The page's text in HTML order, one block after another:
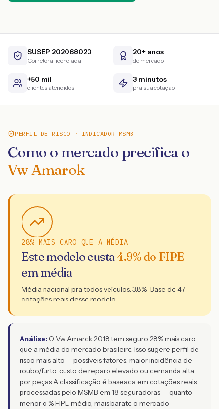
SUSEP 202068020
Corretora licenciada
20+ anos
de mercado
+50 mil
clientes atendidos
3 minutos
pra sua cotação
PERFIL DE RISCO · INDICADOR MSMB
Como o mercado precifica o
Vw Amarok
28% MAIS CARO QUE A MÉDIA
Este modelo custa4.9% do FIPE
em média
Média nacional pra todos veículos: 3.8% · Base de 47
cotações reais desse modelo.
Análise: O Vw Amarok 2018 tem seguro 28% mais caro
que a média do mercado brasileiro. Isso sugere perfil de
risco mais alto — possíveis fatores: maior incidência de
roubo/furto, custo de reparo elevado ou demanda alta
por peças.A classificação é baseada em cotações reais
processadas pelo MSMB em 18 seguradoras — quanto
menor o % FIPE médio, mais barato o mercado